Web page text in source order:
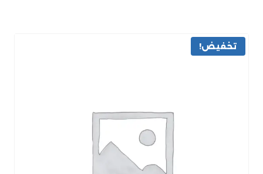
تخفيض!